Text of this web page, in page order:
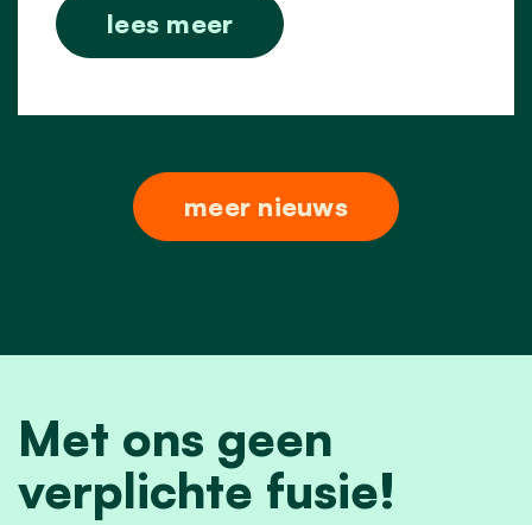
lees meer
meer nieuws
Met ons geen
verplichte fusie!